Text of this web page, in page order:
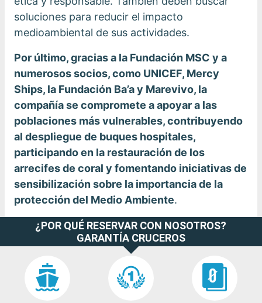
soluciones para reducir el impacto
medioambiental de sus actividades.
Por último, gracias a la Fundación MSC y a
numerosos socios, como UNICEF, Mercy
Ships, la Fundación Ba’a y Marevivo, la
compañía se compromete a apoyar a las
poblaciones más vulnerables, contribuyendo
al despliegue de buques hospitales,
participando en la restauración de los
arrecifes de coral y fomentando iniciativas de
sensibilización sobre la importancia de la
protección del Medio Ambiente.
¿POR QUÉ RESERVAR CON NOSOTROS?
GARANTÍA CRUCEROS